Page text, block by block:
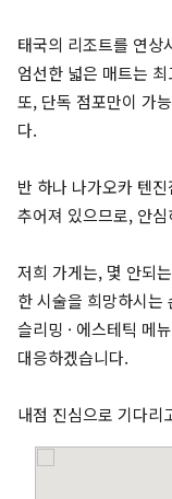
태국의 리조트를 연상
엄선한 넓은 매트는
또, 단독 점포만이 가
다.
반 하나 나가오카 텐
추어져 있으므로, 안
저희 가게는, 몇 안되
한 시술을 희망하시는
슬리밍 · 에스테틱 메
대응하겠습니다.
내점 진심으로 기다리